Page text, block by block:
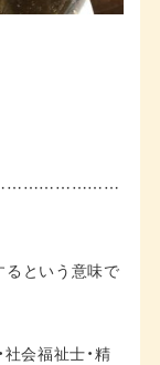
るという意味で
社会福祉士・精